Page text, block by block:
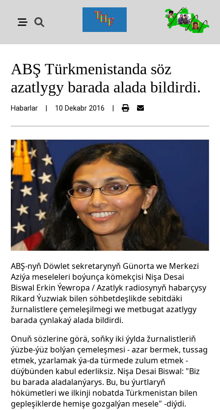
ABŞ Türkmenistanda söz
azatlygy barada alada bildirdi.
Habarlar 10 Dekabr 2016
ABŞ-nyň Döwlet sekretarynyň Günorta we Merkezi
Aziýa meseleleri boýunça kömekçisi Nişa Desai
Biswal Erkin Ýewropa / Azatlyk radiosynyň habarçysy
Rikard Ýuzwiak bilen söhbetdeşlikde sebitdäki
žurnalistlere çemeleşilmegi we metbugat azatlygy
barada çynlakaý alada bildirdi.
Onuň sözlerine görä, soňky iki ýylda žurnalistleriň
ýüzbe-ýüz bolýan çemeleşmesi - azar bermek, tussag
etmek, yzarlamak ýa-da türmede zulum etmek -
düýbünden kabul ederliksiz. Nişa Desai Biswal: "Biz
bu barada aladalanýarys. Bu, bu ýurtlaryň
hökümetleri we ilkinji nobatda Türkmenistan bilen
gepleşiklerde hemişe gozgalýan mesele" -diýdi.